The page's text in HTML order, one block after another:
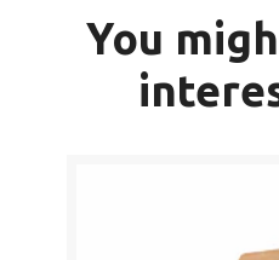
You